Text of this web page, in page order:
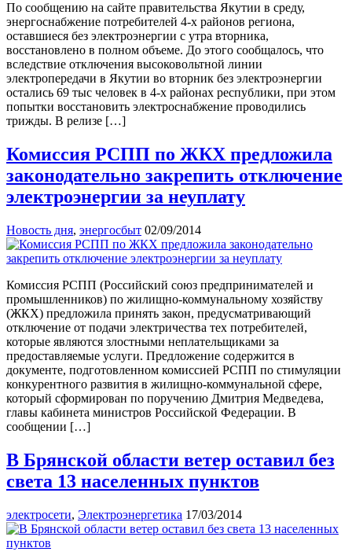
По сообщению на сайте правительства Якутии в среду,
энергоснабжение потребителей 4-х районов региона,
оставшиеся без электроэнергии с утра вторника,
восстановлено в полном объеме. До этого сообщалось, что
вследствие отключения высоковольтной линии
электропередачи в Якутии во вторник без электроэнергии
остались 69 тыс человек в 4-х районах республики, при этом
попытки восстановить электроснабжение проводились
трижды. В релизе […]
Комиссия РСПП по ЖКХ предложила
законодательно закрепить отключение
электроэнергии за неуплату
Новость дня, энергосбыт 02/09/2014
Комиссия РСПП (Российский союз предпринимателей и
промышленников) по жилищно-коммунальному хозяйству
(ЖКХ) предложила принять закон, предусматривающий
отключение от подачи электричества тех потребителей,
которые являются злостными неплательщиками за
предоставляемые услуги. Предложение содержится в
документе, подготовленном комиссией РСПП по стимуляции
конкурентного развития в жилищно-коммунальной сфере,
который сформирован по поручению Дмитрия Медведева,
главы кабинета министров Российской Федерации. В
сообщении […]
В Брянской области ветер оставил без
света 13 населенных пунктов
электросети, Электроэнергетика 17/03/2014